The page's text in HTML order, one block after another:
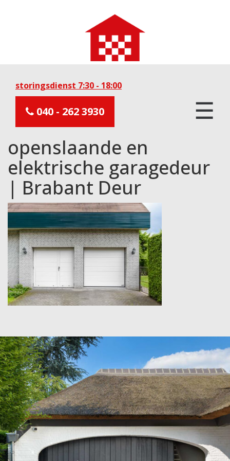
storingsdienst 7:30 - 18:00
040 - 262 3930 ☰
openslaande en
elektrische garagedeur
| Brabant Deur